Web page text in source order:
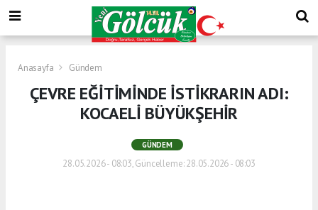
Anasayfa Gündem
ÇEVRE EĞİTİMİNDE İSTİKRARIN ADI:
KOCAELİ BÜYÜKŞEHİR
GÜNDEM
28.05.2026 - 08:03, Güncelleme: 28.05.2026 - 08:03